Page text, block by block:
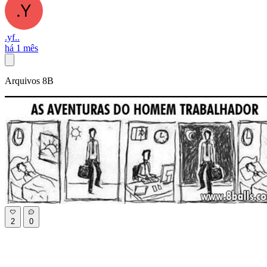
.yf..
há 1 mês
Arquivos 8B
2 0